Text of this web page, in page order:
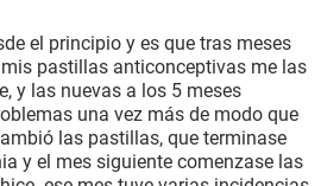
el principio y es que tras meses
pastillas anticonceptivas me las
y las nuevas a los 5 meses
una vez más de modo que
las pastillas, que terminase
y el mes siguiente comenzase las